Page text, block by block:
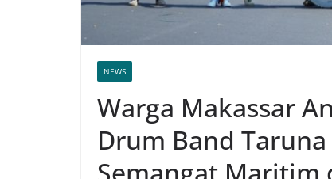
NEWS
Warga Makassar
Drum Band